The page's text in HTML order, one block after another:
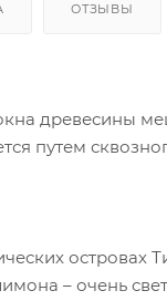
ОТЗЫВЫ
древесины
путем
островах
– очень